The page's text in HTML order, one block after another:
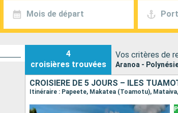
Mois de départ
4
croisières trouvées
Vos critères de
Aranoa -
CROISIERE DE 5 JOURS – ILES
Itinéraire : Papeete, Makatea (Toamotu),